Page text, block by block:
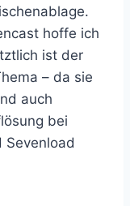
hoffe ich
ist der
– da sie
auch
bei
Sevenload